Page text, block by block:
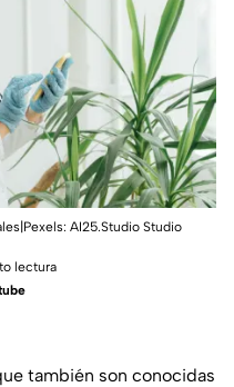
AI25.Studio Studio
lectura
también son conocidas